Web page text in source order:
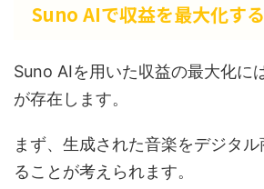
Suno AIで収益を最大化す
Suno AIを用いた収益の最大化に
が存在します。
まず、生成された音楽をデジタ
ることが考えられます。